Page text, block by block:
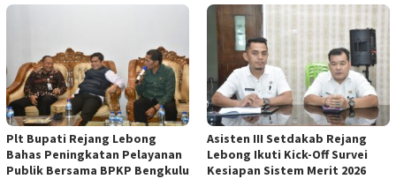
Plt Bupati Rejang Lebong
Bahas Peningkatan Pelayanan
Publik Bersama BPKP Bengkulu
Asisten III Setdakab Rejang
Lebong Ikuti Kick-Off Survei
Kesiapan Sistem Merit 2026